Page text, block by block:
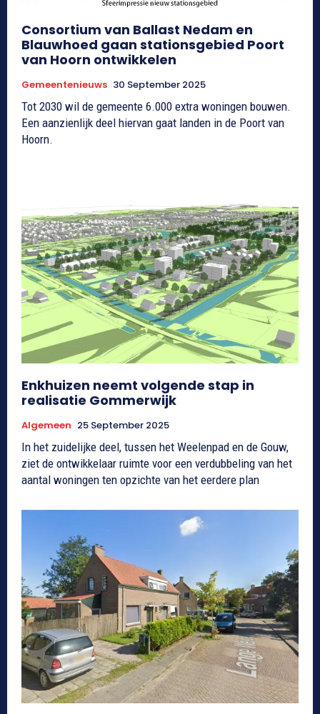
Consortium van Ballast Nedam en
Blauwhoed gaan stationsgebied Poort
van Hoorn ontwikkelen
Gemeentenieuws 30 September 2025
Tot 2030 wil de gemeente 6.000 extra woningen bouwen.
Een aanzienlijk deel hiervan gaat landen in de Poort van
Hoorn.
Enkhuizen neemt volgende stap in
realisatie Gommerwijk
Algemeen 25 September 2025
In het zuidelijke deel, tussen het Weelenpad en de Gouw,
ziet de ontwikkelaar ruimte voor een verdubbeling van het
aantal woningen ten opzichte van het eerdere plan